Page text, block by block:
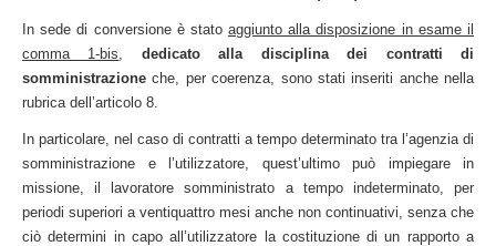
In sede di conversione è statoaggiunto alla disposizione in esame il
comma 1-bis, dedicato alla disciplina dei contratti di
somministrazione che, per coerenza, sono stati inseriti anche nella
rubrica dell’articolo 8.
In particolare, nel caso di contratti a tempo determinato tra l’agenzia di
somministrazione e l’utilizzatore, quest’ultimo può impiegare in
missione, il lavoratore somministrato a tempo indeterminato, per
periodi superiori a ventiquattro mesi anche non continuativi, senza che
ciò determini in capo all’utilizzatore la costituzione di un rapporto a